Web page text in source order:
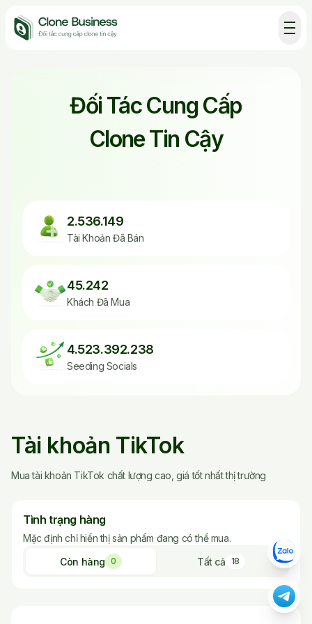
Đối Tác Cung Cấp
Clone Tin Cậy
2.536.149
Tài Khoản Đã Bán
45.242
Khách Đã Mua
4.523.392.238
Seeding Socials
Các Sản Phẩm Via, Clone
Tài khoản TikTok
Mua tài khoản TikTok chất lượng cao, giá tốt nhất thị trường
Tình trạng hàng
Mặc định chỉ hiển thị sản phẩm đang có thể mua.
Còn hàng 0 Tất cả 18